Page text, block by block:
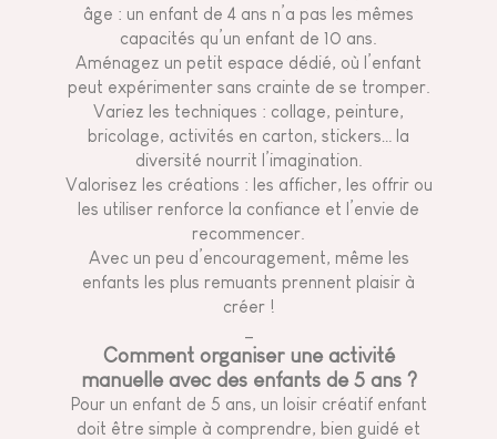
âge : un enfant de 4 ans n’a pas les mêmes
capacités qu’un enfant de 10 ans.
Aménagez un petit espace dédié, où l’enfant
peut expérimenter sans crainte de se tromper.
Variez les techniques : collage, peinture,
bricolage, activités en carton, stickers… la
diversité nourrit l’imagination.
Valorisez les créations : les afficher, les offrir ou
les utiliser renforce la confiance et l’envie de
recommencer.
Avec un peu d’encouragement, même les
enfants les plus remuants prennent plaisir à
créer !
Comment organiser une activité
manuelle avec des enfants de 5 ans ?
Pour un enfant de 5 ans, un loisir créatif enfant
doit être simple à comprendre, bien guidé et